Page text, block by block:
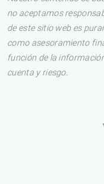
no aceptamos
de este sitio web es
como asesoramiento
función de la
cuenta y riesgo.